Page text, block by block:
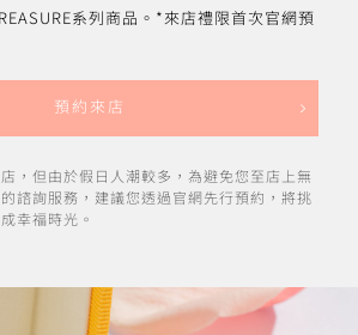
系列商品。*來店禮限首次官網預
預約來店
，但由於假日人潮較多，為避免您至店上無
諮詢服務，建議您透過官網先行預約，將挑
幸福時光。